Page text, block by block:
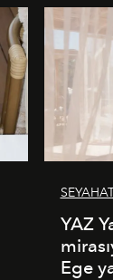
YAZ
Ege